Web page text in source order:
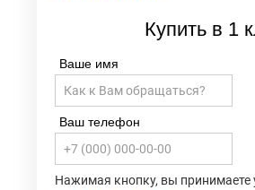
Купить в 1
Ваше имя
Ваш телефон
Нажимая кнопку, вы принимаете